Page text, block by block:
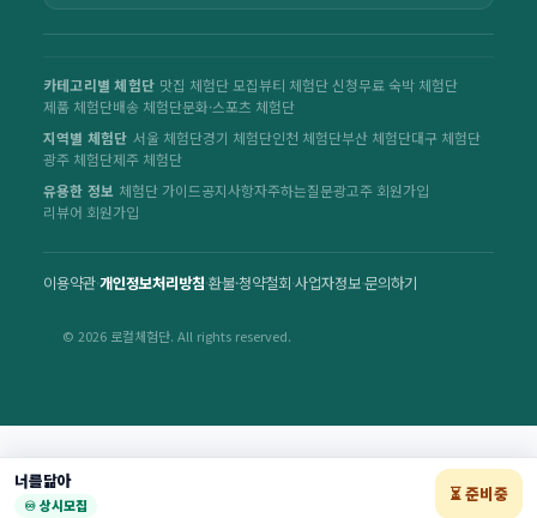
너를닮아
♾️ 상시모집 ⏳ 준비중
카테고리별 체험단 맛집 체험단 모집뷰티 체험단 신청무료 숙박 체험단
제품 체험단배송 체험단문화·스포츠 체험단
지역별 체험단 서울 체험단경기 체험단인천 체험단부산 체험단대구 체험단
광주 체험단제주 체험단
유용한 정보 체험단 가이드공지사항자주하는질문광고주 회원가입
리뷰어 회원가입
이용약관·개인정보처리방침·환불·청약철회·사업자정보·문의하기
© 2026 로컬체험단. All rights reserved.